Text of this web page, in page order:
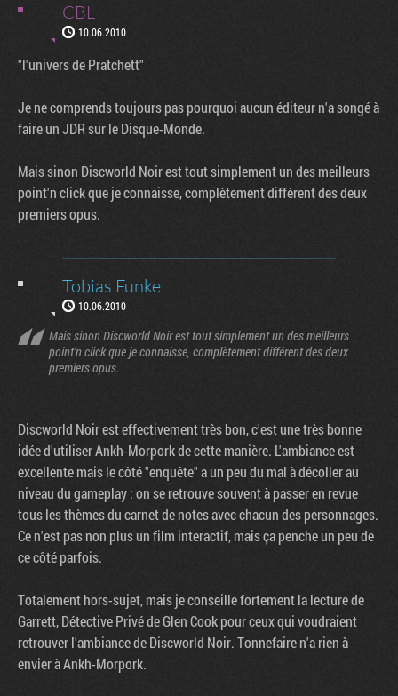
CBL
10.06.2010
"l'univers de Pratchett"
Je ne comprends toujours pas pourquoi aucun éditeur n'a songé à
faire un JDR sur le Disque-Monde.
Mais sinon Discworld Noir est tout simplement un des meilleurs
point'n click que je connaisse, complètement différent des deux
premiers opus.
Tobias Funke
10.06.2010
Mais sinon Discworld Noir est tout simplement un des meilleurs
point'n click que je connaisse, complètement différent des deux
premiers opus.
Discworld Noir est effectivement très bon, c'est une très bonne
idée d'utiliser Ankh-Morpork de cette manière. L'ambiance est
excellente mais le côté "enquête" a un peu du mal à décoller au
niveau du gameplay : on se retrouve souvent à passer en revue
tous les thèmes du carnet de notes avec chacun des personnages.
Ce n'est pas non plus un film interactif, mais ça penche un peu de
ce côté parfois.
Totalement hors-sujet, mais je conseille fortement la lecture de
Garrett, Détective Privé de Glen Cook pour ceux qui voudraient
retrouver l'ambiance de Discworld Noir. Tonnefaire n'a rien à
envier à Ankh-Morpork.